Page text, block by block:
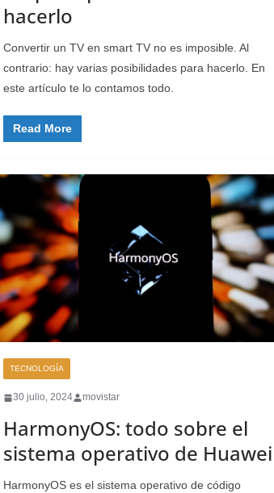
hacerlo
Convertir un TV en smart TV no es imposible. Al
contrario: hay varias posibilidades para hacerlo. En
este artículo te lo contamos todo.
Read More
TECNOLOGÍA
30 julio, 2024 movistar
HarmonyOS: todo sobre el
sistema operativo de Huawei
HarmonyOS es el sistema operativo de código